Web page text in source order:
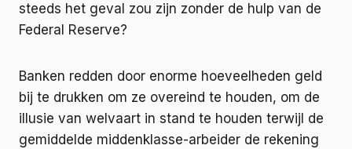
steeds het geval zou zijn zonder de hulp van de
Federal Reserve?
Banken redden door enorme hoeveelheden geld
bij te drukken om ze overeind te houden, om de
illusie van welvaart in stand te houden terwijl de
gemiddelde middenklasse-arbeider de rekening